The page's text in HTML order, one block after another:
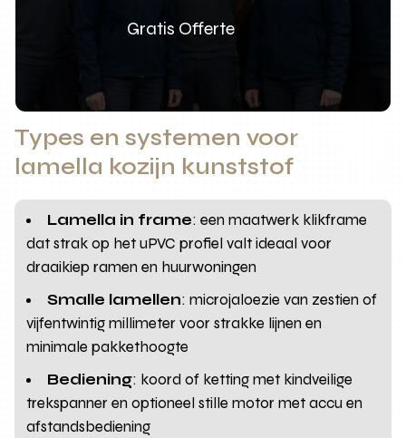
Gratis Offerte
Types en systemen voor
lamella kozijn kunststof
Lamella in frame: een maatwerk klikframe
dat strak op het uPVC profiel valt ideaal voor
draaikiep ramen en huurwoningen
Smalle lamellen: microjaloezie van zestien of
vijfentwintig millimeter voor strakke lijnen en
minimale pakkethoogte
Bediening: koord of ketting met kindveilige
trekspanner en optioneel stille motor met accu en
afstandsbediening